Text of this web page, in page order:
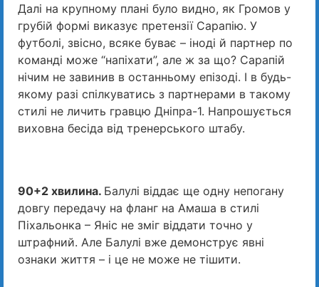
Далі на крупному плані було видно, як Громов у
грубій формі виказує претензії Сарапію. У
футболі, звісно, всяке буває – іноді й партнер по
команді може “напіхати”, але ж за що? Сарапій
нічим не завинив в останньому епізоді. І в будь-
якому разі спілкуватись з партнерами в такому
стилі не личить гравцю Дніпра-1. Напрошується
виховна бесіда від тренерського штабу.
90+2 хвилина. Балулі віддає ще одну непогану
довгу передачу на фланг на Амаша в стилі
Піхальонка – Яніс не зміг віддати точно у
штрафний. Але Балулі вже демонструє явні
ознаки життя – і це не може не тішити.